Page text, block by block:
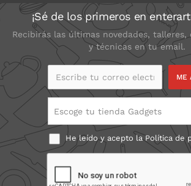
¡Sé de los primeros en
Recibirás las últimas novedades, talleres,
y técnicas en tu email.
Escribe tu correo
Escoge tu tienda Gadgets
He leído y acepto laPolítica de